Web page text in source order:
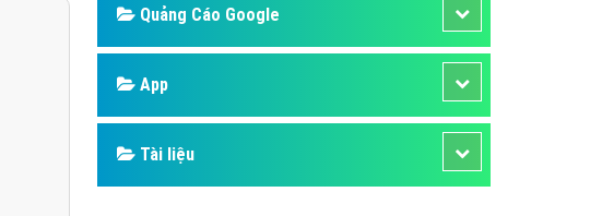
Dịch vụ quảng cáo Zalo
Hỏi đáp quảng cáo Youtube
Thiết kế ứng dụng
Quảng cáo Cốc Cốc hiệu quả
Quảng cáo Zalo chuyên nghiệp
Quảng Cáo Google
App
Tài liệu